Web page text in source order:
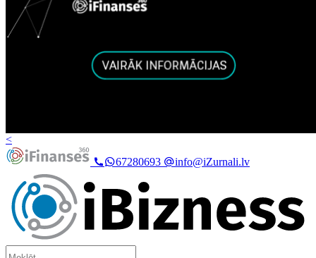
<
67280693
info@iZurnali.lv